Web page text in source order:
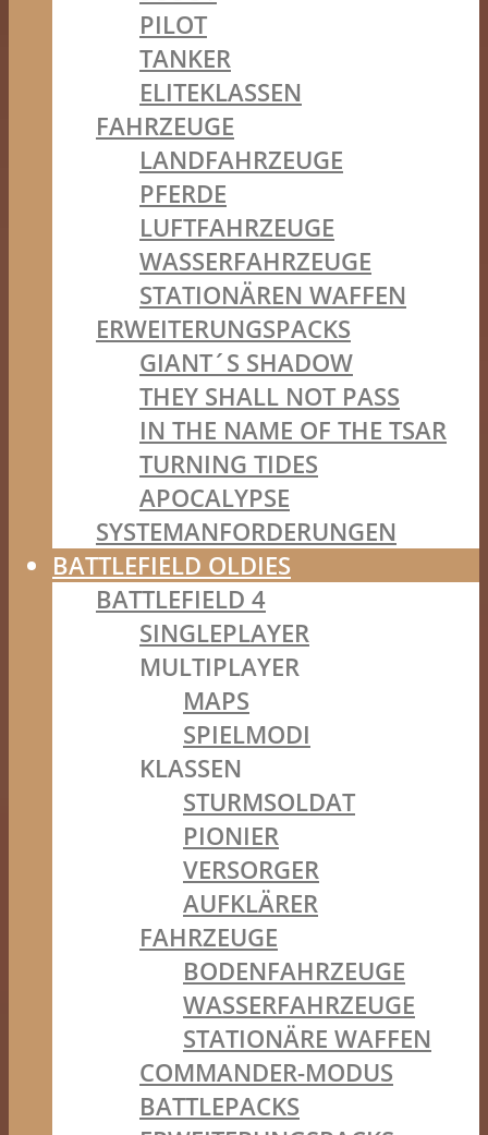
PILOT
TANKER
ELITEKLASSEN
FAHRZEUGE
LANDFAHRZEUGE
PFERDE
LUFTFAHRZEUGE
WASSERFAHRZEUGE
STATIONÄREN WAFFEN
ERWEITERUNGSPACKS
GIANT´S SHADOW
THEY SHALL NOT PASS
IN THE NAME OF THE TSAR
TURNING TIDES
APOCALYPSE
SYSTEMANFORDERUNGEN
BATTLEFIELD OLDIES
BATTLEFIELD 4
SINGLEPLAYER
MULTIPLAYER
MAPS
SPIELMODI
KLASSEN
STURMSOLDAT
PIONIER
VERSORGER
AUFKLÄRER
FAHRZEUGE
BODENFAHRZEUGE
WASSERFAHRZEUGE
STATIONÄRE WAFFEN
COMMANDER-MODUS
BATTLEPACKS